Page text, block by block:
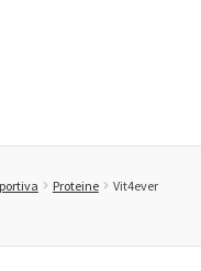
Proteine
Vit4ever